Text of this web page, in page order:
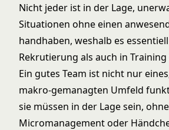
Nicht jeder ist in der Lage,
Situationen ohne einen
handhaben, weshalb es
Rekrutierung als auch in
Ein gutes Team ist nicht nur
makro-gemanagten Umfeld
sie müssen in der Lage sein, ohne
Micromanagement oder